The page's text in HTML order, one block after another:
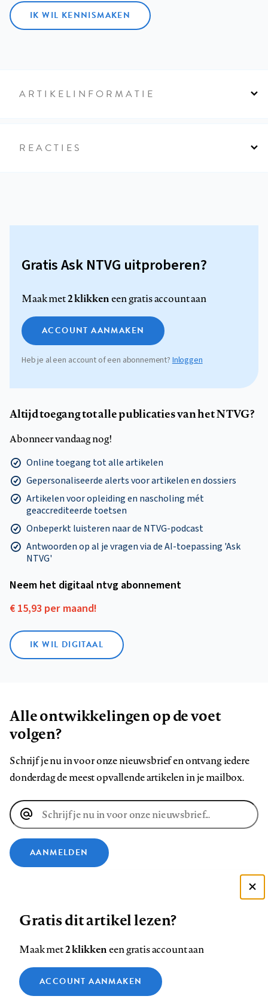
IK WIL KENNISMAKEN
ARTIKELINFORMATIE
REACTIES
Gratis Ask NTVG uitproberen?
Maak met2 klikkeneen gratis account aan
ACCOUNT AANMAKEN
Heb je al een account of een abonnement?Inloggen
Altijd toegang tot alle publicaties van het NTVG?
Abonneer vandaag nog!
Online toegang tot alle artikelen
Gepersonaliseerde alerts voor artikelen en dossiers
Artikelen voor opleiding en nascholing mét
geaccrediteerde toetsen
Onbeperkt luisteren naar de NTVG-podcast
Antwoorden op al je vragen via de AI-toepassing 'Ask
NTVG'
Neem het digitaal ntvg abonnement
€ 15,93 per maand!
IK WIL DIGITAAL
Alle ontwikkelingen op de voet
volgen?
Schrijf je nu in voor onze nieuwsbrief en ontvang iedere
donderdag de meest opvallende artikelen in je mailbox.
E-
mailadres
AANMELDEN
ons
op
Facebook
ons
op
LinkedIn
ons
op
Bluesky
ons
op
Instagram
ons
op
YouTube
ons
Footer
Contact Colofon Disclaimer Privacy
Medische vragen verdienen
Zie onze cookie policy
Analytische cookies
Gratis dit artikel lezen?
Maak met2 klikkeneen gratis account aan
ACCOUNT AANMAKEN